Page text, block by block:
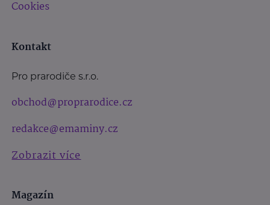
Cookies
Kontakt
Pro prarodiče s.r.o.
obchod@proprarodice.cz
redakce@emaminy.cz
Zobrazit více
Magazín